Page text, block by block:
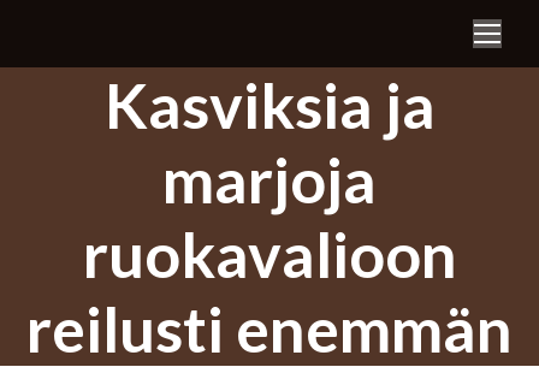
Search:
Kasviksia ja
marjoja
ruokavalioon
reilusti enemmän